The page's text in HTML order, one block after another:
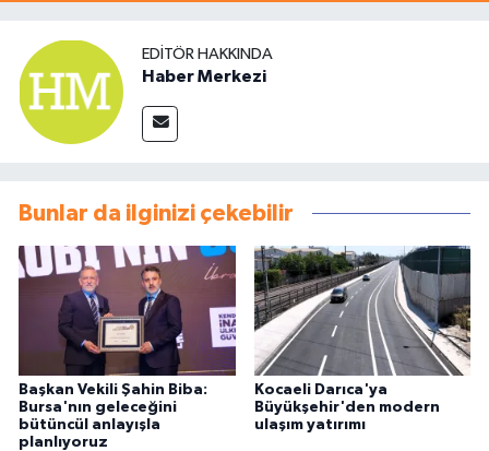
EDITÖR HAKKINDA
Haber Merkezi
Bunlar da ilginizi çekebilir
Başkan Vekili Şahin Biba:
Bursa'nın geleceğini
bütüncül anlayışla
planlıyoruz
Kocaeli Darıca'ya
Büyükşehir'den modern
ulaşım yatırımı